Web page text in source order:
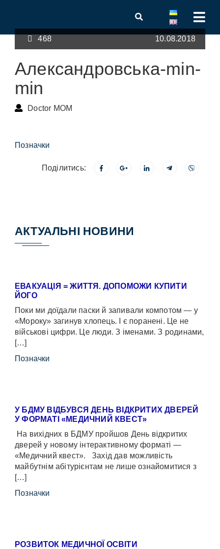
468 10.08.2018
Александровська-min-
min
Doctor MOM
Позначки
Поділитись:
АКТУАЛЬНІ НОВИНИ
ЕВАКУАЦІЯ = ЖИТТЯ. ДОПОМОЖИ КУПИТИ
ЙОГО
Поки ми доїдали паски й запивали компотом — у
«Мороку» загинув хлопець. І є поранені. Це не
військові цифри. Це люди. З іменами. З родинами,
[…]
Позначки
У БДМУ ВІДБУВСЯ ДЕНЬ ВІДКРИТИХ ДВЕРЕЙ
У ФОРМАТІ «МЕДИЧНИЙ КВЕСТ»
На вихідних в БДМУ пройшов День відкритих
дверей у новому інтерактивному форматі —
«Медичний квест». Захід дав можливість
майбутнім абітурієнтам не лише ознайомитися з
[…]
Позначки
РОЗВИТОК МЕДИЧНОЇ ОСВІТИ